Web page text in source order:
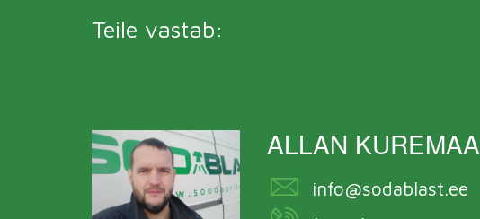
Teile vastab:
ALLAN KUREMAA
info@sodablast.ee